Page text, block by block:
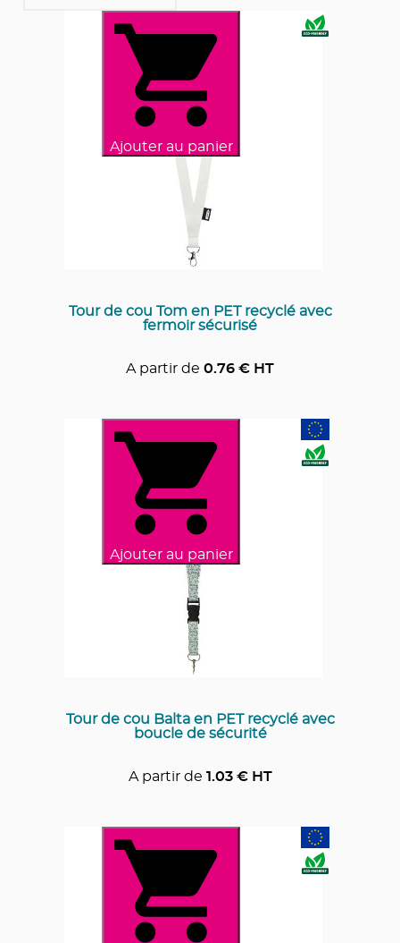
Ajouter au panier
Tour de cou Tom en PET recyclé avec
fermoir sécurisé
A partir de 0.76 € HT
Ajouter au panier
Tour de cou Balta en PET recyclé avec
boucle de sécurité
A partir de 1.03€ HT